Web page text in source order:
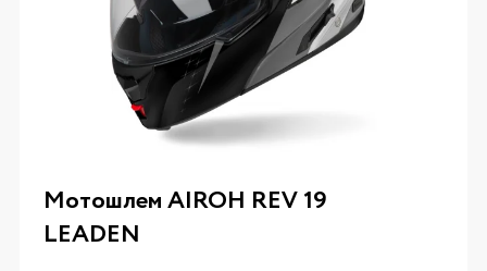
Мотошлем AIROH REV 19
LEADEN